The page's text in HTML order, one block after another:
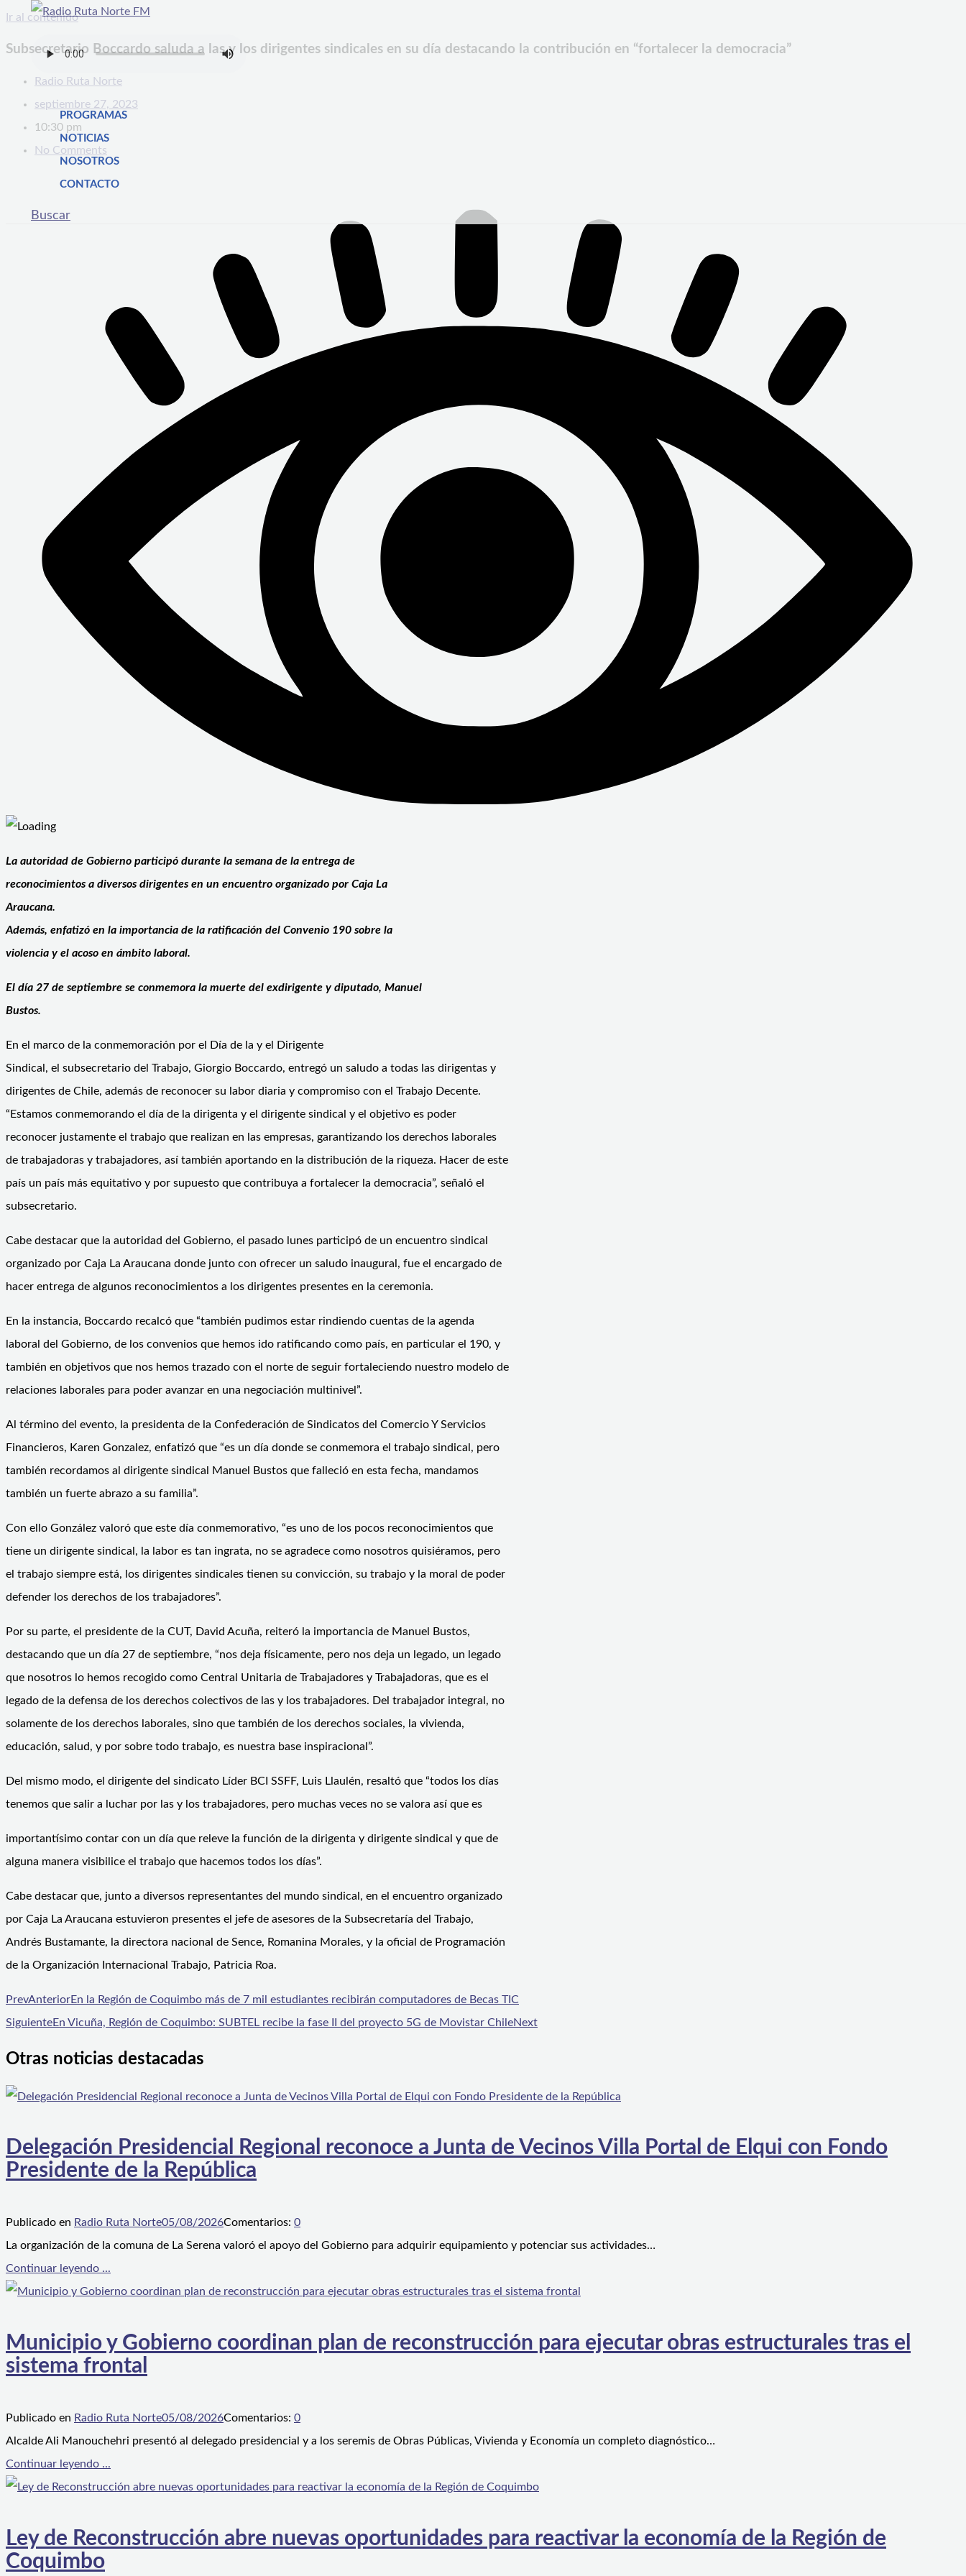
Ir al contenido
PROGRAMAS
NOTICIAS
NOSOTROS
CONTACTO
Buscar
Subsecretario Boccardo saluda a las y los dirigentes sindicales en su día destacando la contribución en “fortalecer la democracia”
Radio Ruta Norte
septiembre 27, 2023
10:30 pm
No Comments
La autoridad de Gobierno participó durante la semana de la entrega de
reconocimientos a diversos dirigentes en un encuentro organizado por Caja La
Araucana.
Además, enfatizó en la importancia de la ratificación del Convenio 190 sobre la
violencia y el acoso en ámbito laboral.
El día 27 de septiembre se conmemora la muerte del exdirigente y diputado, Manuel
Bustos.
En el marco de la conmemoración por el Día de la y el Dirigente
Sindical, el subsecretario del Trabajo, Giorgio Boccardo, entregó un saludo a todas las dirigentas y
dirigentes de Chile, además de reconocer su labor diaria y compromiso con el Trabajo Decente.
“Estamos conmemorando el día de la dirigenta y el dirigente sindical y el objetivo es poder
reconocer justamente el trabajo que realizan en las empresas, garantizando los derechos laborales
de trabajadoras y trabajadores, así también aportando en la distribución de la riqueza. Hacer de este
país un país más equitativo y por supuesto que contribuya a fortalecer la democracia”, señaló el
subsecretario.
Cabe destacar que la autoridad del Gobierno, el pasado lunes participó de un encuentro sindical
organizado por Caja La Araucana donde junto con ofrecer un saludo inaugural, fue el encargado de
hacer entrega de algunos reconocimientos a los dirigentes presentes en la ceremonia.
En la instancia, Boccardo recalcó que “también pudimos estar rindiendo cuentas de la agenda
laboral del Gobierno, de los convenios que hemos ido ratificando como país, en particular el 190, y
también en objetivos que nos hemos trazado con el norte de seguir fortaleciendo nuestro modelo de
relaciones laborales para poder avanzar en una negociación multinivel”.
Al término del evento, la presidenta de la Confederación de Sindicatos del Comercio Y Servicios
Financieros, Karen Gonzalez, enfatizó que “es un día donde se conmemora el trabajo sindical, pero
también recordamos al dirigente sindical Manuel Bustos que falleció en esta fecha, mandamos
también un fuerte abrazo a su familia”.
Con ello González valoró que este día conmemorativo, “es uno de los pocos reconocimientos que
tiene un dirigente sindical, la labor es tan ingrata, no se agradece como nosotros quisiéramos, pero
el trabajo siempre está, los dirigentes sindicales tienen su convicción, su trabajo y la moral de poder
defender los derechos de los trabajadores”.
Por su parte, el presidente de la CUT, David Acuña, reiteró la importancia de Manuel Bustos,
destacando que un día 27 de septiembre, “nos deja físicamente, pero nos deja un legado, un legado
que nosotros lo hemos recogido como Central Unitaria de Trabajadores y Trabajadoras, que es el
legado de la defensa de los derechos colectivos de las y los trabajadores. Del trabajador integral, no
solamente de los derechos laborales, sino que también de los derechos sociales, la vivienda,
educación, salud, y por sobre todo trabajo, es nuestra base inspiracional”.
Del mismo modo, el dirigente del sindicato Líder BCI SSFF, Luis Llaulén, resaltó que “todos los días
tenemos que salir a luchar por las y los trabajadores, pero muchas veces no se valora así que es
importantísimo contar con un día que releve la función de la dirigenta y dirigente sindical y que de
alguna manera visibilice el trabajo que hacemos todos los días”.
Cabe destacar que, junto a diversos representantes del mundo sindical, en el encuentro organizado
por Caja La Araucana estuvieron presentes el jefe de asesores de la Subsecretaría del Trabajo,
Andrés Bustamante, la directora nacional de Sence, Romanina Morales, y la oficial de Programación
de la Organización Internacional Trabajo, Patricia Roa.
PrevAnteriorEn la Región de Coquimbo más de 7 mil estudiantes recibirán computadores de Becas TIC
SiguienteEn Vicuña, Región de Coquimbo: SUBTEL recibe la fase II del proyecto 5G de Movistar ChileNext
Otras noticias destacadas
Delegación Presidencial Regional reconoce a Junta de Vecinos Villa Portal de Elqui con Fondo
Presidente de la República
Publicado en Radio Ruta Norte05/08/2026Comentarios: 0
La organización de la comuna de La Serena valoró el apoyo del Gobierno para adquirir equipamiento y potenciar sus actividades…
Continuar leyendo ...
Municipio y Gobierno coordinan plan de reconstrucción para ejecutar obras estructurales tras el
sistema frontal
Publicado en Radio Ruta Norte05/08/2026Comentarios: 0
Alcalde Ali Manouchehri presentó al delegado presidencial y a los seremis de Obras Públicas, Vivienda y Economía un completo diagnóstico…
Continuar leyendo ...
Ley de Reconstrucción abre nuevas oportunidades para reactivar la economía de la Región de
Coquimbo